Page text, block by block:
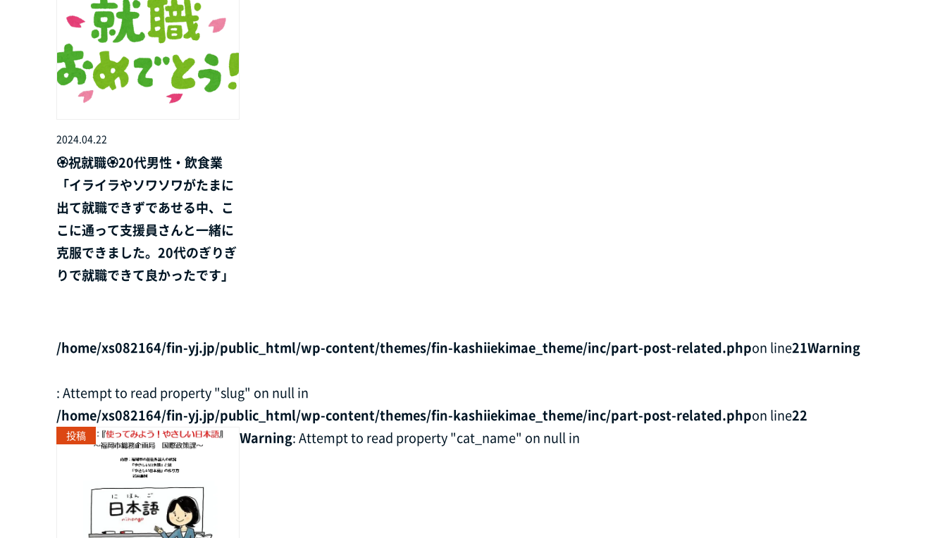
2024.04.22
🏵️祝就職🏵️20代男性・飲食業
「イライラやソワソワがたまに
出て就職できずであせる中、こ
こに通って支援員さんと一緒に
克服できました。20代のぎりぎ
りで就職できて良かったです」
/home/xs082164/fin-yj.jp/public_html/wp-content/themes/fin-kashiiekimae_theme/inc/part-post-related.phpon line21Warning
: Attempt to read property "slug" on null in
/home/xs082164/fin-yj.jp/public_html/wp-content/themes/fin-kashiiekimae_theme/inc/part-post-related.phpon line22
投稿 Warning: Attempt to read property "cat_name" on null in